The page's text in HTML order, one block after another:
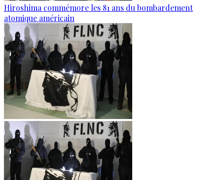
Hiroshima commémore les 81 ans du bombardement
atomique américain